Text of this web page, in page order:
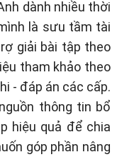
dành nhiều thời
là sưu tầm tài
giải bài tập theo
tham khảo theo
- đáp án các cấp.
thông tin bổ
hiệu quả để chia
góp phần nâng